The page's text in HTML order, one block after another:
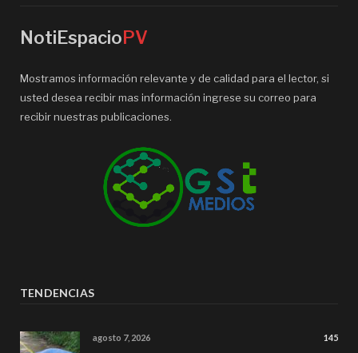
NotiEspacio PV
Mostramos información relevante y de calidad para el lector, si
usted desea recibir mas información ingrese su correo para
recibir nuestras publicaciones.
TENDENCIAS
agosto 7, 2026 145